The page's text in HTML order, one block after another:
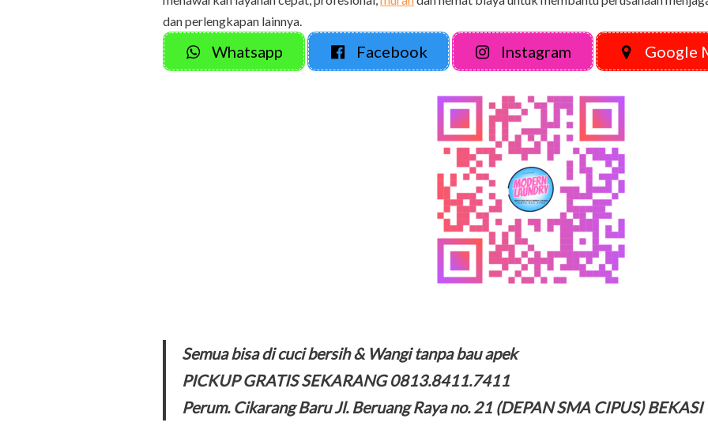
dan perlengkapan lainnya.
Whatsapp Facebook Instagram Google
Semua bisa di cuci bersih & Wangi tanpa bau apek
PICKUP GRATIS SEKARANG 0813.8411.7411
Perum. Cikarang Baru Jl. Beruang Raya no. 21 (DEPAN SMA CIPUS)